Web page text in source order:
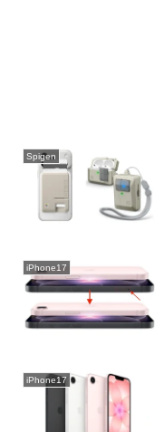
Spigen
iPhone17
iPhone17